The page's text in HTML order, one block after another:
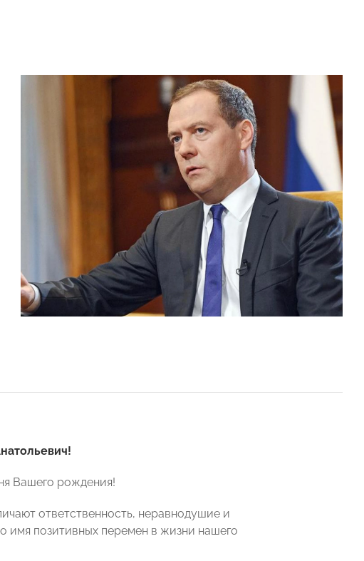
Вашего рождения!
ответственность, неравнодушие и
имя позитивных перемен в жизни нашего